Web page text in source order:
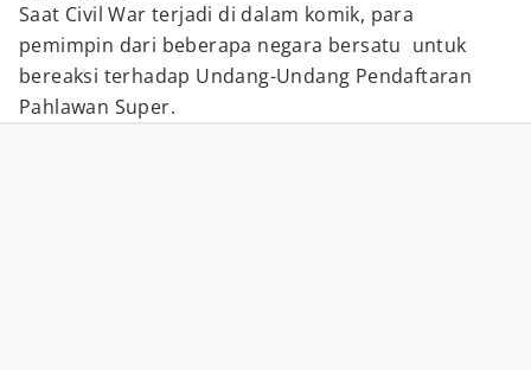
Saat Civil War terjadi di dalam komik, para
pemimpin dari beberapa negara bersatu untuk
bereaksi terhadap Undang-Undang Pendaftaran
Pahlawan Super.